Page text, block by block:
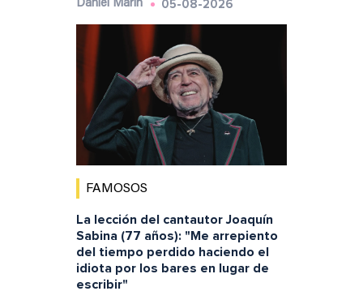
Daniel Marín 05-08-2026
FAMOSOS
La lección del cantautor Joaquín
Sabina (77 años): "Me arrepiento
del tiempo perdido haciendo el
idiota por los bares en lugar de
escribir"